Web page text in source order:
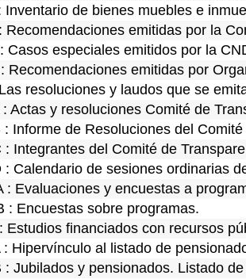
Inventario de bienes muebles e
Recomendaciones emitidas por la
Casos especiales emitidos por la
Recomendaciones emitidas por
resoluciones y laudos que se
: Actas y resoluciones Comité de
: Informe de Resoluciones del
: Integrantes del Comité de
: Calendario de sesiones ordinarias
: Evaluaciones y encuestas a
: Encuestas sobre programas.
Estudios financiados con recursos
: Hipervínculo al listado de
: Jubilados y pensionados. Listado